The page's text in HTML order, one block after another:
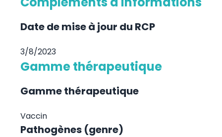
Date de mise à jour du RCP
3/8/2023
Gamme thérapeutique
Gamme thérapeutique
Vaccin
Pathogènes (genre)